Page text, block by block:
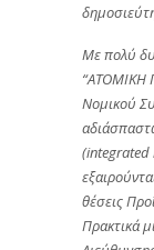
Με πολύ
“ΑΤΟΜΙΚΗ
Νομικού
(integrated
θέσεις
Πρακτικά